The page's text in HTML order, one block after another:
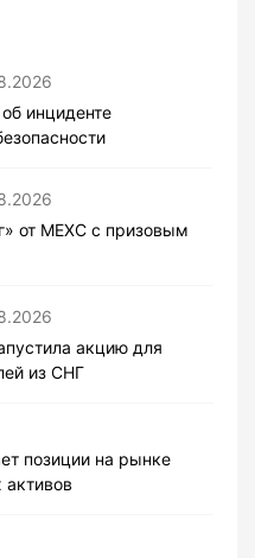
инциденте
от MEXC с призовым
акцию для
из СНГ
позиции на рынке
активов